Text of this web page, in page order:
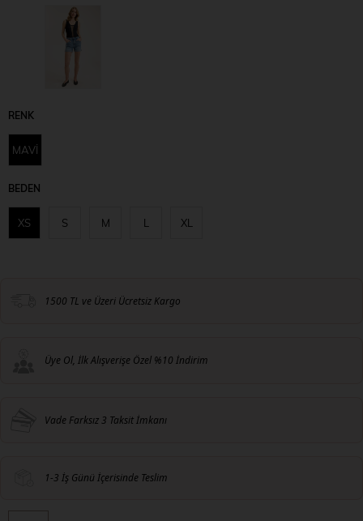
RENK
MAVİ
BEDEN
XS S M L XL
1500 TL ve Üzeri Ücretsiz Kargo
Üye Ol, İlk Alışverişe Özel %10 İndirim
Vade Farksız 3 Taksit İmkanı
1-3 İş Günü İçerisinde Teslim